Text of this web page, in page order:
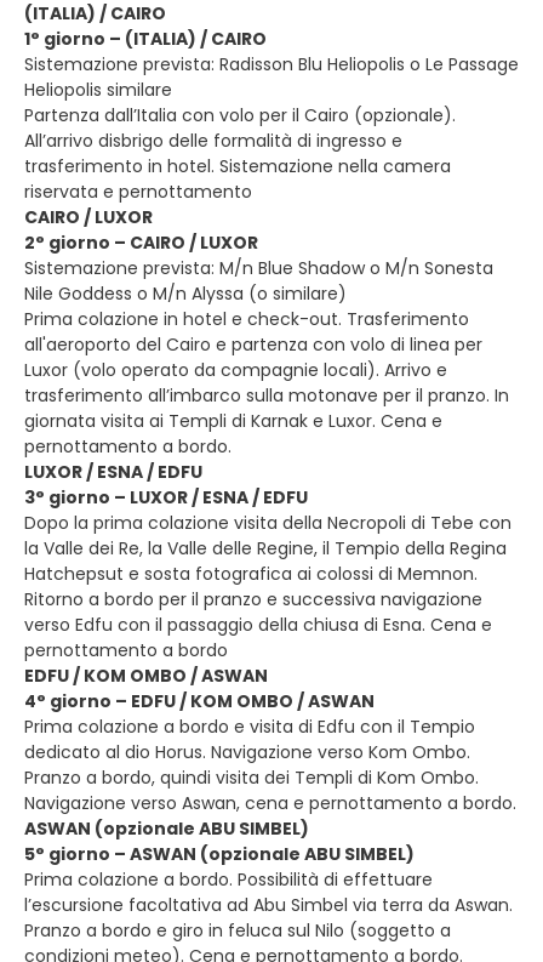
(ITALIA) / CAIRO
1° giorno – (ITALIA) / CAIRO
Sistemazione prevista: Radisson Blu Heliopolis o Le Passage
Heliopolis similare
Partenza dall’Italia con volo per il Cairo (opzionale).
All’arrivo disbrigo delle formalità di ingresso e
trasferimento in hotel. Sistemazione nella camera
riservata e pernottamento
CAIRO / LUXOR
2° giorno – CAIRO / LUXOR
Sistemazione prevista: M/n Blue Shadow o M/n Sonesta
Nile Goddess o M/n Alyssa (o similare)
Prima colazione in hotel e check-out. Trasferimento
all'aeroporto del Cairo e partenza con volo di linea per
Luxor (volo operato da compagnie locali). Arrivo e
trasferimento all’imbarco sulla motonave per il pranzo. In
giornata visita ai Templi di Karnak e Luxor. Cena e
pernottamento a bordo.
LUXOR / ESNA / EDFU
3° giorno – LUXOR / ESNA / EDFU
Dopo la prima colazione visita della Necropoli di Tebe con
la Valle dei Re, la Valle delle Regine, il Tempio della Regina
Hatchepsut e sosta fotografica ai colossi di Memnon.
Ritorno a bordo per il pranzo e successiva navigazione
verso Edfu con il passaggio della chiusa di Esna. Cena e
pernottamento a bordo
EDFU / KOM OMBO / ASWAN
4° giorno – EDFU / KOM OMBO / ASWAN
Prima colazione a bordo e visita di Edfu con il Tempio
dedicato al dio Horus. Navigazione verso Kom Ombo.
Pranzo a bordo, quindi visita dei Templi di Kom Ombo.
Navigazione verso Aswan, cena e pernottamento a bordo.
ASWAN (opzionale ABU SIMBEL)
5° giorno – ASWAN (opzionale ABU SIMBEL)
Prima colazione a bordo. Possibilità di effettuare
l’escursione facoltativa ad Abu Simbel via terra da Aswan.
Pranzo a bordo e giro in feluca sul Nilo (soggetto a
condizioni meteo). Cena e pernottamento a bordo.